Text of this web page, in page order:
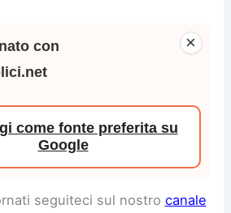
×
con
come fonte preferita su
Google
seguiteci sul nostro canale